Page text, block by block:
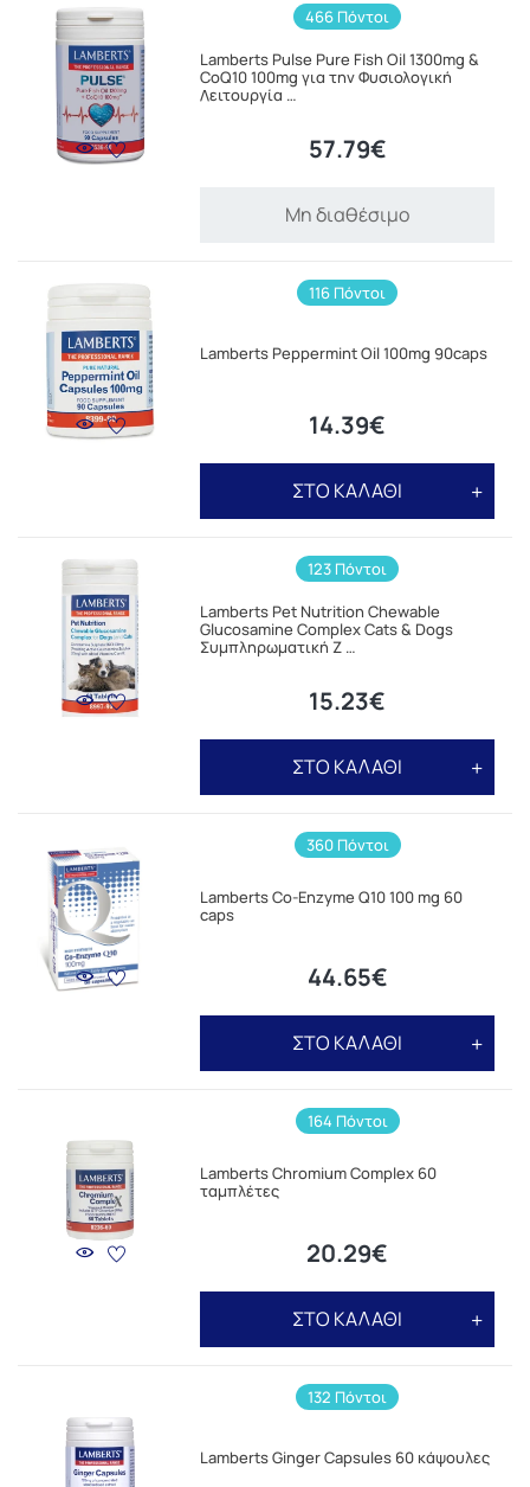
466 Πόντοι
Lamberts Pulse Pure Fish Oil 1300mg &
CoQ10 100mg για την Φυσιολογική
Λειτουργία …
57.79€
Μη διαθέσιμο
116 Πόντοι
Lamberts Peppermint Oil 100mg 90caps
14.39€
ΣΤΟ ΚΑΛΑΘΙ
123 Πόντοι
Lamberts Pet Nutrition Chewable
Glucosamine Complex Cats & Dogs
Συμπληρωματική Ζ …
15.23€
ΣΤΟ ΚΑΛΑΘΙ
360 Πόντοι
Lamberts Co-Enzyme Q10 100 mg 60
caps
44.65€
ΣΤΟ ΚΑΛΑΘΙ
164 Πόντοι
Lamberts Chromium Cοmplex 60
ταμπλέτες
20.29€
ΣΤΟ ΚΑΛΑΘΙ
132 Πόντοι
Lamberts Ginger Capsules 60 κάψουλες